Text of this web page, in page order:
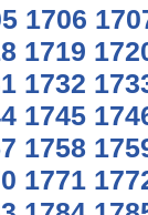
1706
1719
1732
1745
1758
1771